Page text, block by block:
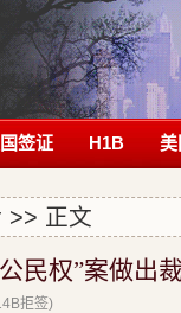
签证 H1B 美
>> 正文
民权”案做出
拒签)